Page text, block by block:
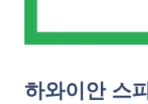
하와이안 스